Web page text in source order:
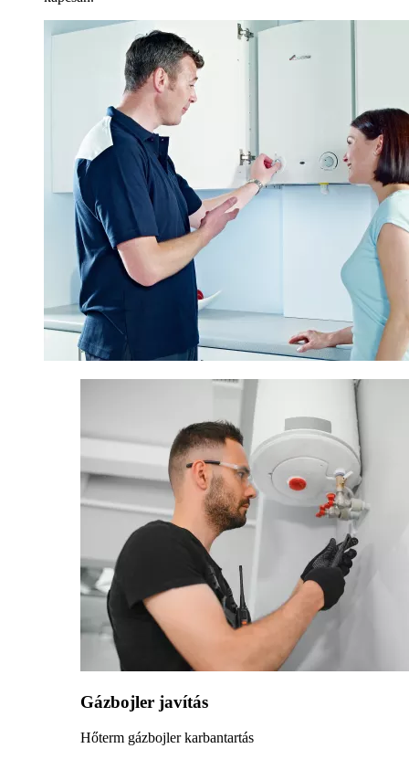
Gázbojler javítás
Hőterm gázbojler karbantartás